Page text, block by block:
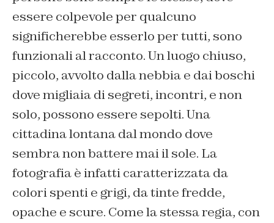
essere colpevole per qualcuno
significherebbe esserlo per tutti, sono
funzionali al racconto. Un luogo chiuso,
piccolo, avvolto dalla nebbia e dai boschi
dove migliaia di segreti, incontri, e non
solo, possono essere sepolti. Una
cittadina lontana dal mondo dove
sembra non battere mai il sole. La
fotografia è infatti caratterizzata da
colori spenti e grigi, da tinte fredde,
opache e scure. Come la stessa regia, con